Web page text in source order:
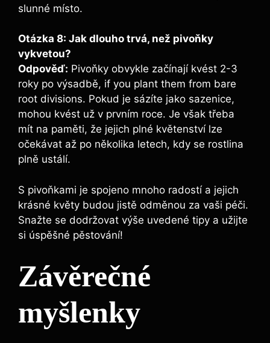
slunné místo.
Otázka 8: Jak ​dlouho trvá, než pivoňky
⁢vykvetou?
Odpověď: Pivoňky obvykle začínají kvést 2-3
roky po výsadbě, if you plant them from bare
root divisions. Pokud je sázíte jako sazenice,
mohou‌ kvést už v prvním roce. Je však třeba
mít na paměti, že jejich plné květenství lze
očekávat až po ⁢několika⁣ letech, kdy se rostlina
plně ustálí.
S pivoňkami je spojeno mnoho radostí ⁢a jejich
krásné květy budou jistě odměnou za ⁤vaši péči.
‍Snažte se dodržovat výše uvedené tipy a užijte
si úspěšné pěstování!
Závěrečné
myšlenky